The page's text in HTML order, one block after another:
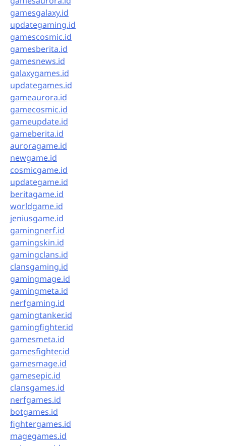
gamesgalaxy.id
updategaming.id
gamescosmic.id
gamesberita.id
gamesnews.id
galaxygames.id
updategames.id
gameaurora.id
gamecosmic.id
gameupdate.id
gameberita.id
auroragame.id
newgame.id
cosmicgame.id
updategame.id
beritagame.id
worldgame.id
jeniusgame.id
gamingnerf.id
gamingskin.id
gamingclans.id
clansgaming.id
gamingmage.id
gamingmeta.id
nerfgaming.id
gamingtanker.id
gamingfighter.id
gamesmeta.id
gamesfighter.id
gamesmage.id
gamesepic.id
clansgames.id
nerfgames.id
botgames.id
fightergames.id
magegames.id